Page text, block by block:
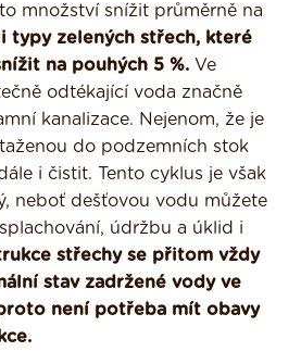
množství snížit průměrně na
typy zelených střech, které
na pouhých 5 %. Ve
odtékající voda značně
kanalizace. Nejenom, že je
do podzemních stok
i čistit. Tento cyklus je však
neboť dešťovou vodu můžete
údržbu a úklid i
střechy se přitom vždy
stav zadržené vody ve
není potřeba mít obavy